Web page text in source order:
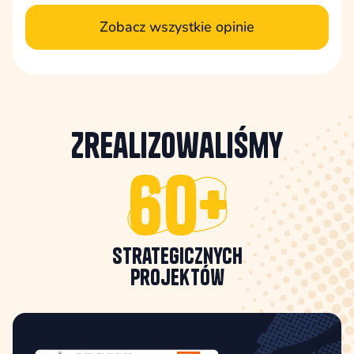
Zobacz wszystkie opinie
Zrealizowaliśmy
60+
strategicznych
projektów